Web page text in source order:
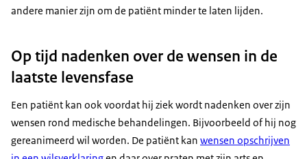
andere manier zijn om de patiënt minder te laten lijden.
Op tijd nadenken over de wensen in de
laatste levensfase
Een patiënt kan ook voordat hij ziek wordt nadenken over zijn
wensen rond medische behandelingen. Bijvoorbeeld of hij nog
gereanimeerd wil worden. De patiënt kan wensen opschrijven